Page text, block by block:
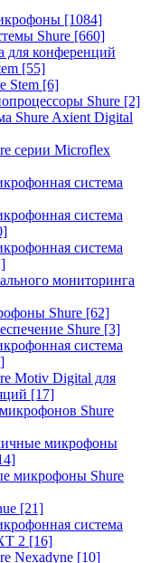
[1084]
Shure [660]
для конференций
[55]
Stem [6]
Shure [2]
Shure Axient Digital
серии Microflex
система
система
система
мониторинга
Shure [62]
Shure [3]
система
Motiv Digital для
[17]
Shure
микрофоны
микрофоны Shure
[21]
система
2 [16]
Nexadyne [10]